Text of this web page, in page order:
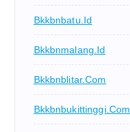
Bkkbnbatu.id
Bkkbnmalang.id
Bkkbnblitar.com
Bkkbnbukittinggi.com